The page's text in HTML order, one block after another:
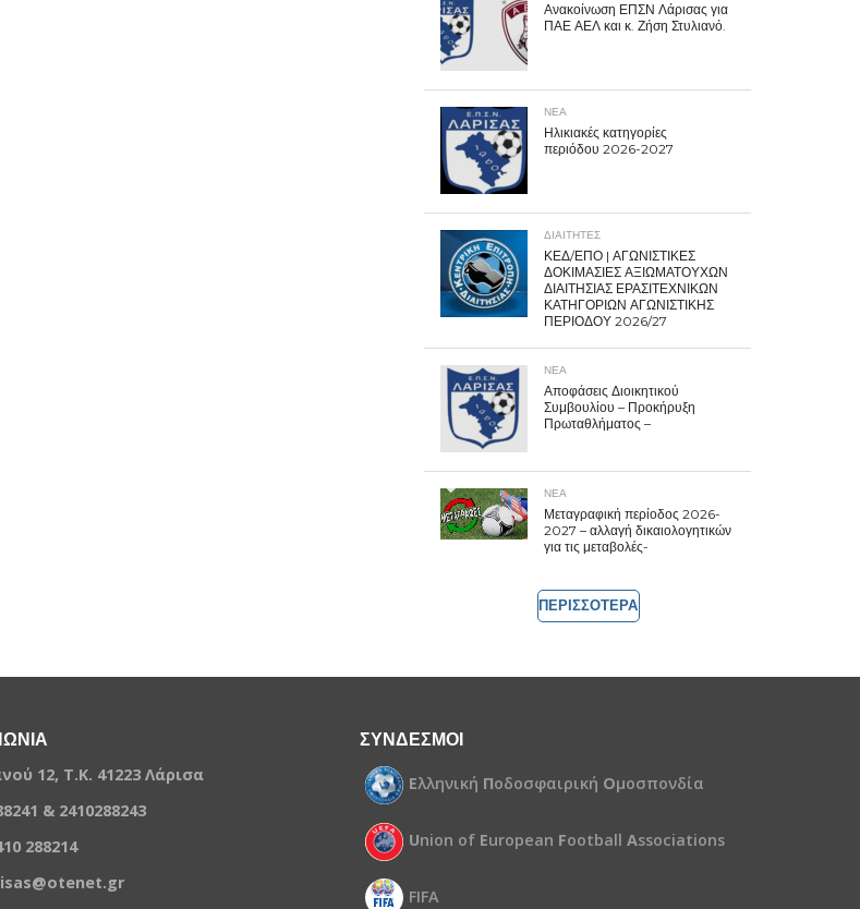
Ανακοίνωση ΕΠΣΝ Λάρισας για
ΠΑΕ ΑΕΛ και κ. Ζήση Στυλιανό.
ΝΕΑ
Ηλικιακές κατηγορίες
περιόδου 2026-2027
ΔΙΑΙΤΗΤΕΣ
ΚΕΔ/ΕΠΟ | ΑΓΩΝΙΣΤΙΚΕΣ
ΔΟΚΙΜΑΣΙΕΣ ΑΞΙΩΜΑΤΟΥΧΩΝ
ΔΙΑΙΤΗΣΙΑΣ ΕΡΑΣΙΤΕΧΝΙΚΩΝ
ΚΑΤΗΓΟΡΙΩΝ ΑΓΩΝΙΣΤΙΚΗΣ
ΠΕΡΙΟΔΟΥ 2026/27
ΝΕΑ
Αποφάσεις Διοικητικού
Συμβουλίου – Προκήρυξη
Πρωταθλήματος –
ΝΕΑ
Μεταγραφική περίοδος 2026-
2027 – αλλαγή δικαιολογητικών
για τις μεταβολές-
ΠΕΡΙΣΣΟΤΕΡΑ
12, Τ.Κ. 41223 Λάρισα
& 2410288243
288214
ΣΥΝΔΕΣΜΟΙ
Ελληνική Ποδοσφαιρική Ομοσπονδία
Union of European Football Associations
FIFA